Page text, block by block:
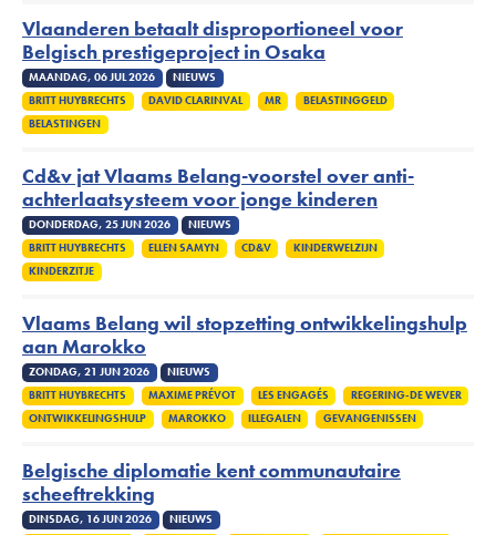
Vlaanderen betaalt disproportioneel voor
Belgisch prestigeproject in Osaka
MAANDAG, 06 JUL 2026
NIEUWS
BRITT HUYBRECHTS
DAVID CLARINVAL MR
BELASTINGGELD
BELASTINGEN
Cd&v jat Vlaams Belang-voorstel over anti-
achterlaatsysteem voor jonge kinderen
DONDERDAG, 25 JUN 2026
NIEUWS
BRITT HUYBRECHTS
ELLEN SAMYN CD&V
KINDERWELZIJN
KINDERZITJE
Vlaams Belang wil stopzetting ontwikkelingshulp
aan Marokko
ZONDAG, 21 JUN 2026
NIEUWS
BRITT HUYBRECHTS
MAXIME PRÉVOT LES ENGAGÉS
REGERING-DE WEVER
ONTWIKKELINGSHULP
MAROKKO ILLEGALEN GEVANGENISSEN
Belgische diplomatie kent communautaire
scheeftrekking
DINSDAG, 16 JUN 2026
NIEUWS